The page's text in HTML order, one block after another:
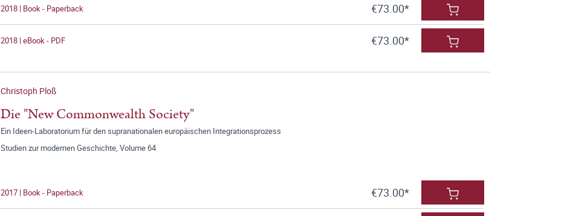
2018 | Book - Paperback €73.00*
2018 | eBook - PDF €73.00*
Christoph Ploß
Die "New Commonwealth Society"
Ein Ideen-Laboratorium für den supranationalen europäischen Integrationsprozess
Studien zur modernen Geschichte, Volume 64
2017 | Book - Paperback €73.00*